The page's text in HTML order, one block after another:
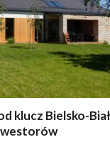
klucz Bielsko-